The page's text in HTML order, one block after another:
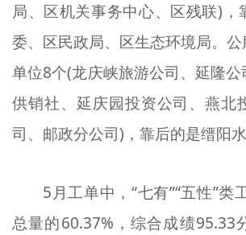
局、区机关事务中心、区残联)，
委、区民政局、区生态环境局。
单位8个(龙庆峡旅游公司、延隆公
供销社、延庆园投资公司、燕北
司、邮政分公司)，靠后的是缙阳水
5月工单中，“七有”“五性”类
总量的60.37%，综合成绩95.33